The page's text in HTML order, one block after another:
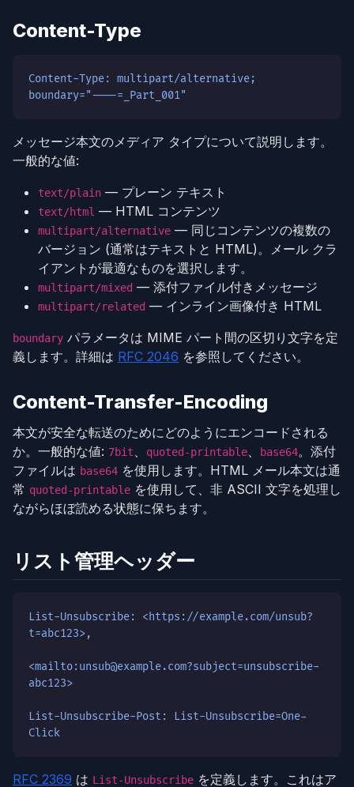
Content-Type
Content-Type: multipart/alternative;
boundary="----=_Part_001"
メッセージ本文のメディア タイプについて説明します。
一般的な値:
text/plain — プレーン テキスト
text/html — HTML コンテンツ
multipart/alternative — 同じコンテンツの複数の
バージョン (通常はテキストと HTML)。メール クラ
イアントが最適なものを選択します。
multipart/mixed — 添付ファイル付きメッセージ
multipart/related — インライン画像付き HTML
boundary パラメータは MIME パート間の区切り文字を定
義します。詳細は RFC 2046 を参照してください。
Content-Transfer-Encoding
本文が安全な転送のためにどのようにエンコードされる
か。一般的な値: 7bit、 quoted-printable、 base64。添付
ファイルは base64 を使用します。HTML メール本文は通
常 quoted-printable を使用して、非 ASCII 文字を処理し
ながらほぼ読める状態に保ちます。
リスト管理ヘッダー
List-Unsubscribe: <https://example.com/unsub?
t=abc123>,
<mailto:unsub@example.com?subject=unsubscribe-
abc123>
List-Unsubscribe-Post: List-Unsubscribe=One-
Click
RFC 2369 は List-Unsubscribe を定義します。これはア